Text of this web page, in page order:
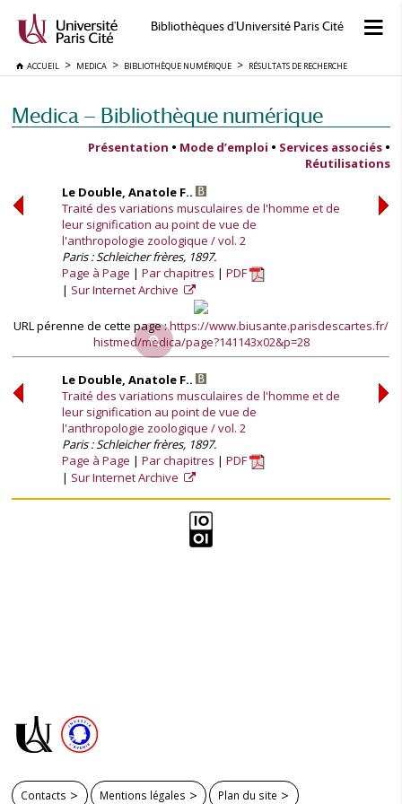
Bibliothèques d'Université Paris Cité
ACCUEIL MEDICA BIBLIOTHÈQUE NUMÉRIQUE RÉSULTATS DE RECHERCHE
Medica — Bibliothèque numérique
Présentation • Mode d’emploi • Services associés •
Réutilisations
Le Double, Anatole F..
Traité des variations musculaires de l'homme et de
leur signification au point de vue de
l'anthropologie zoologique / vol. 2
Paris : Schleicher frères, 1897.
Page à Page
Par chapitres
PDF
Sur Internet Archive
URL pérenne de cette page :https://www.biusante.parisdescartes.fr/
histmed/medica/page?141143x02&p=28
Le Double, Anatole F..
Traité des variations musculaires de l'homme et de
leur signification au point de vue de
l'anthropologie zoologique / vol. 2
Paris : Schleicher frères, 1897.
Page à Page
Par chapitres
PDF
Sur Internet Archive
Contacts Mentions légales Plan du site